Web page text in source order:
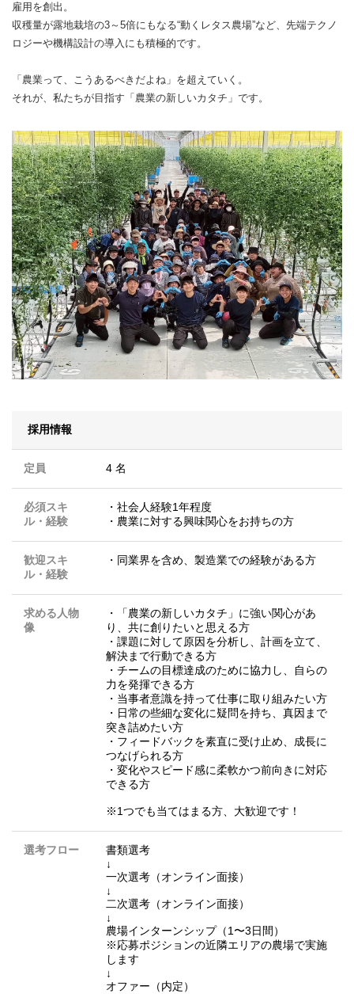
雇用を創出。
収穫量が露地栽培の3～5倍にもなる“動くレタス農場”など、先端テクノ
ロジーや機構設計の導入にも積極的です。
「農業って、こうあるべきだよね」を超えていく。
それが、私たちが目指す「農業の新しいカタチ」です。
採用情報
定員 4 名
必須スキ
ル・経験
・社会人経験1年程度
・農業に対する興味関心をお持ちの方
歓迎スキ
ル・経験
・同業界を含め、製造業での経験がある方
求める人物
像
・「農業の新しいカタチ」に強い関心があ
り、共に創りたいと思える方
・課題に対して原因を分析し、計画を立て、
解決まで行動できる方
・チームの目標達成のために協力し、自らの
力を発揮できる方
・当事者意識を持って仕事に取り組みたい方
・日常の些細な変化に疑問を持ち、真因まで
突き詰めたい方
・フィードバックを素直に受け止め、成長に
つなげられる方
・変化やスピード感に柔軟かつ前向きに対応
できる方
※1つでも当てはまる方、大歓迎です！
選考フロー
書類選考
↓
一次選考（オンライン面接）
↓
二次選考（オンライン面接）
↓
農場インターンシップ（1〜3日間）
※応募ポジションの近隣エリアの農場で実施
します
↓
オファー（内定）